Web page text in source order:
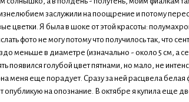
заслужили на поощрение и потому
цветки. Я была в шоке от этой красоты:
фото не могу потому что получилось так, что
меньше в диаметре (изначально - около 5 см, а
появился голубой цвет пятнами, но мало, не
меня еще порадует. Сразу за ней расцвела
опубликую на опознание. В октябре я купила еще